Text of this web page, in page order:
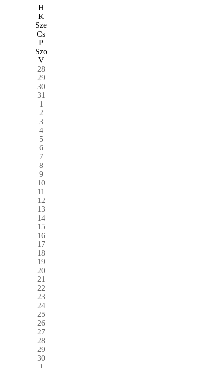
H
K
Sze
Cs
P
Szo
V
28
29
30
31
1
2
3
4
5
6
7
8
9
10
11
12
13
14
15
16
17
18
19
20
21
22
23
24
25
26
27
28
29
30